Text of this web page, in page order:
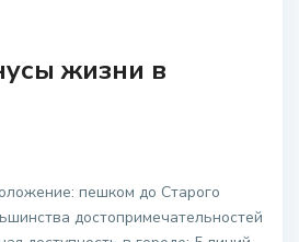
жизни в
пешком до Старого
достопримечательностей